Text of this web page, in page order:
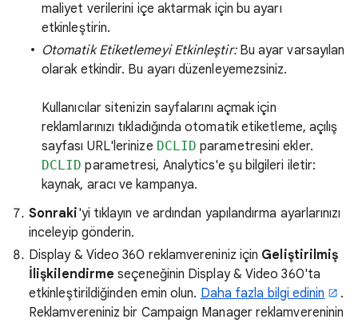
maliyet verilerini içe aktarmak için bu ayarı
etkinleştirin.
Otomatik Etiketlemeyi Etkinleştir:Bu ayar varsayılan
olarak etkindir. Bu ayarı düzenleyemezsiniz.
Kullanıcılar sitenizin sayfalarını açmak için
reklamlarınızı tıkladığında otomatik etiketleme, açılış
sayfası URL'lerinize DCLID parametresini ekler.
DCLID parametresi, Analytics'e şu bilgileri iletir:
kaynak, aracı ve kampanya.
Sonraki'yi tıklayın ve ardından yapılandırma ayarlarınızı
inceleyip gönderin.
Display & Video 360 reklamvereniniz için Geliştirilmiş
İlişkilendirme seçeneğinin Display & Video 360'ta
etkinleştirildiğinden emin olun. Daha fazla bilgi edinin
.
Reklamvereniniz bir Campaign Manager reklamvereninin